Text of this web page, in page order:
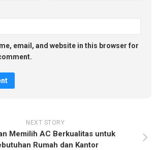
email, and website in this browser for
NEXT STORY
Memilih AC Berkualitas untuk
Rumah dan Kantor